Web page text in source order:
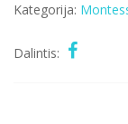
Kategorija:
Dalintis: